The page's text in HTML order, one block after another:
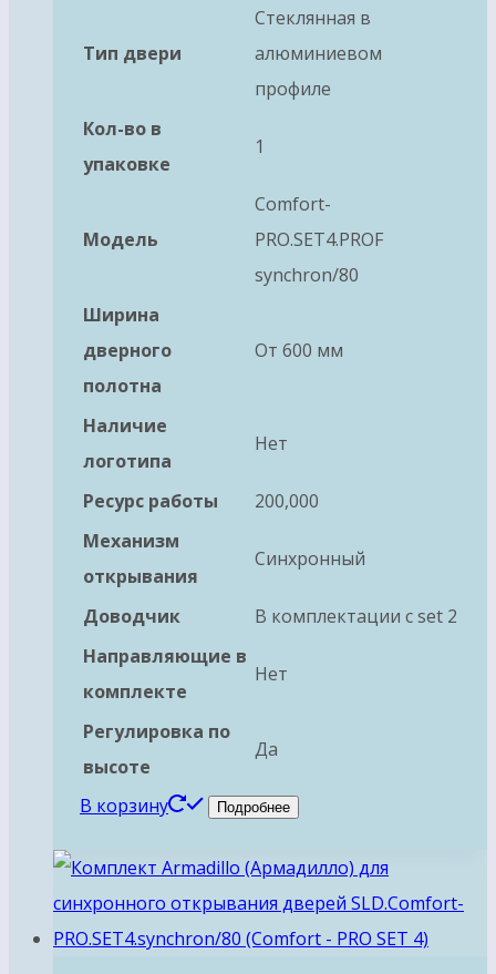
Тип двери
Стеклянная в
алюминиевом
профиле
Кол-во в
упаковке
1
Модель
Comfort-
PRO.SET4.PROF
synchron/80
Ширина
дверного
полотна
От 600 мм
Наличие
логотипа
Нет
Ресурс работы
200,000
Механизм
открывания
Синхронный
Доводчик
В комплектации с set 2
Направляющие в
комплекте
Нет
Регулировка по
высоте
Да
В корзину Подробнее